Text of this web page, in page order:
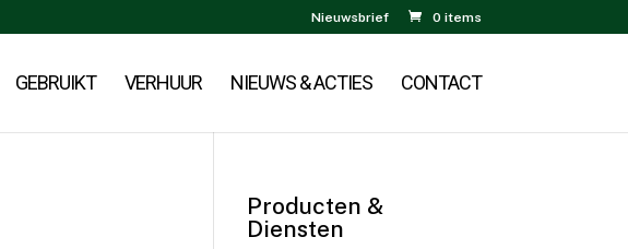
Nieuwsbrief 0 items
GEBRUIKT VERHUUR NIEUWS & ACTIES CONTACT
Producten &
Diensten